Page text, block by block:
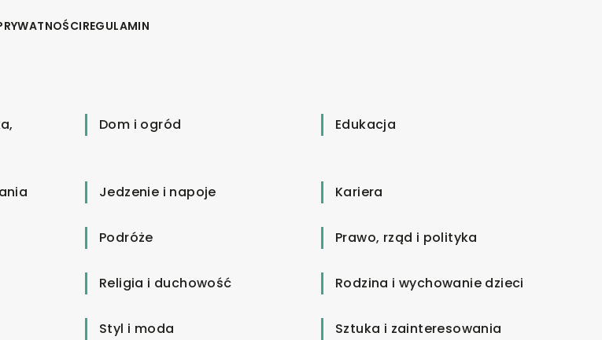
REGULAMIN
Dom i ogród Edukacja
Jedzenie i napoje Kariera
Podróże Prawo, rząd i polityka
Religia i duchowość Rodzina i wychowanie dzieci
Styl i moda Sztuka i zainteresowania